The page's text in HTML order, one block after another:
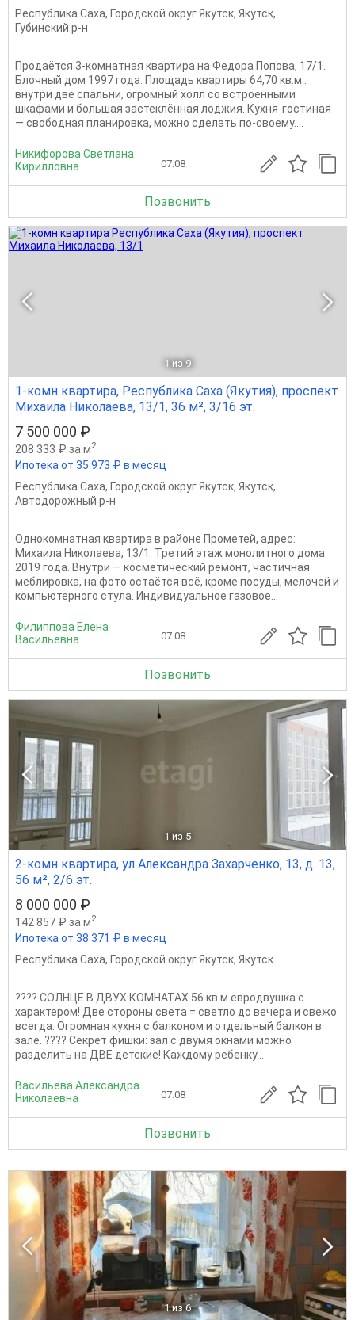
Республика Саха, Городской округ Якутск, Якутск,
Губинский р-н
Продаётся 3-комнатная квартира на Федора Попова, 17/1.
Блочный дом 1997 года. Площадь квартиры 64,70 кв.м.:
внутри две спальни, огромный холл со встроенными
шкафами и большая застеклённая лоджия. Кухня-гостиная
— свободная планировка, можно сделать по-своему....
Никифорова Светлана
Кирилловна
07.08
Позвонить
1 из 9
1-комн квартира, Республика Саха (Якутия), проспект
Михаила Николаева, 13/1, 36 м², 3/16 эт.
7 500 000 ₽
208 333 ₽ за м2
Ипотека от 35 973 ₽ в месяц
Республика Саха, Городской округ Якутск, Якутск,
Автодорожный р-н
Однокомнатная квартира в районе Прометей, адрес:
Михаила Николаева, 13/1. Третий этаж монолитного дома
2019 года. Внутри — косметический ремонт, частичная
меблировка, на фото остаётся всё, кроме посуды, мелочей и
компьютерного стула. Индивидуальное газовое...
Филиппова Елена
Васильевна
07.08
Позвонить
1 из 5
2-комн квартира, ул Александра Захарченко, 13, д. 13,
56 м², 2/6 эт.
8 000 000 ₽
142 857 ₽ за м2
Ипотека от 38 371 ₽ в месяц
Республика Саха, Городской округ Якутск, Якутск
???? СОЛНЦЕ В ДВУХ КОМНАТАХ 56 кв.м евродвушка с
характером! Две стороны света = светло до вечера и свежо
всегда. Огромная кухня с балконом и отдельный балкон в
зале. ???? Секрет фишки: зал с двумя окнами можно
разделить на ДВЕ детские! Каждому ребенку...
Васильева Александра
Николаевна
07.08
Позвонить
1 из 6